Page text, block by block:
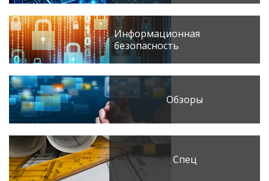
Информационная
безопасность
Обзоры
Спец